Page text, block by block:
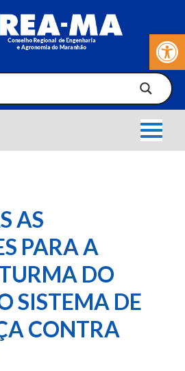
Barra de
AS
PARA A
DO
SISTEMA DE
CONTRA